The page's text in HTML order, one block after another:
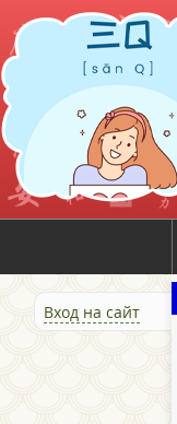
Вход на сайт